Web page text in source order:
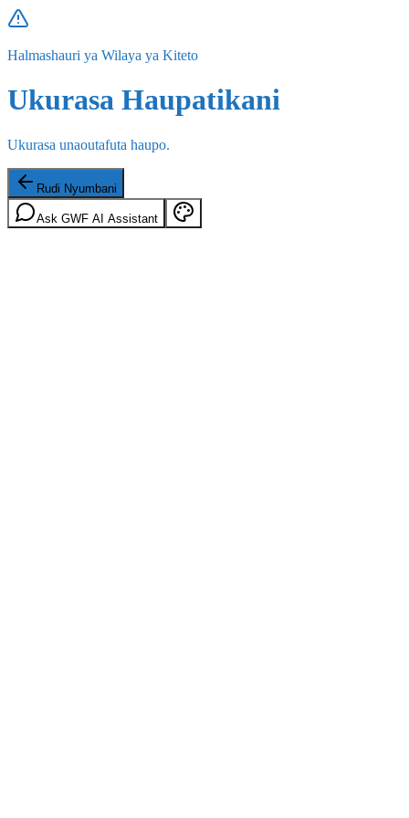
Halmashauri ya Wilaya ya Kiteto
Ukurasa Haupatikani
Ukurasa unaoutafuta haupo.
Rudi Nyumbani
Ask GWF AI Assistant